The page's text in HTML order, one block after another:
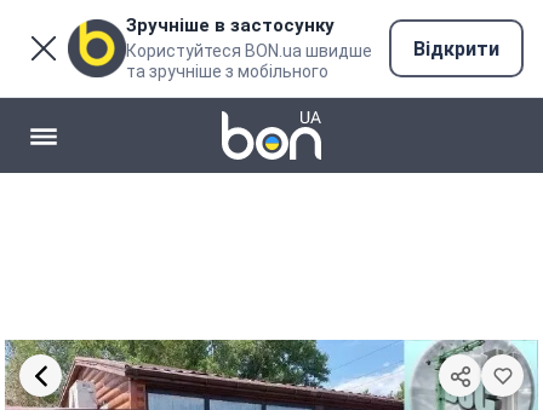
Зручніше в застосунку
Користуйтеся BON.ua швидше
та зручніше з мобільного
Відкрити